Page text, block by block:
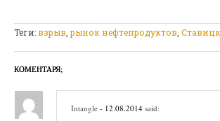
Теги:взрыв ,рынок нефтепродуктов
КОМЕНТАРЯ;
Intangle - 12.08.2014 said: